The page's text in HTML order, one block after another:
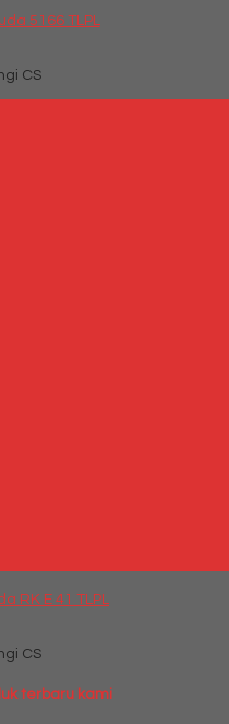
5166 TLPL
CS
RK E 41 TLPL
CS
terbaru kami